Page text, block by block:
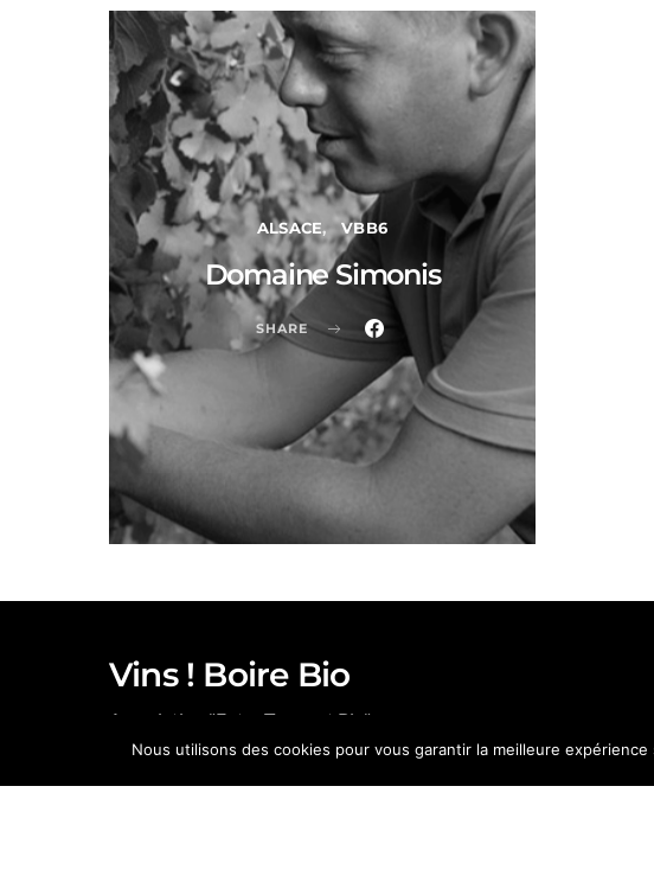
ALSACE VBB6
Domaine Simonis
SHARE
Vins ! Boire Bio
Association "Entre Terres et Bio"
Nous utilisons des cookies pour vous garantir la meilleure